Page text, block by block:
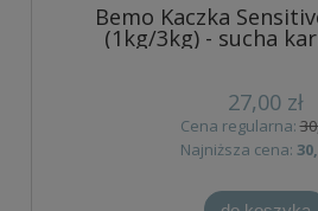
Bemo Kaczka
(1kg/3kg) - sucha
27,00 zł
Cena regularna:
Najniższa cena: